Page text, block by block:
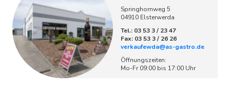
Springhornweg 5
04910 Elsterwerda
Tel.: 03 53 3 / 23 47
Fax: 03 53 3 / 26 26
verkaufewda@as-gastro.de
Öffnungszeiten:
Mo-Fr 09:00 bis 17:00 Uhr